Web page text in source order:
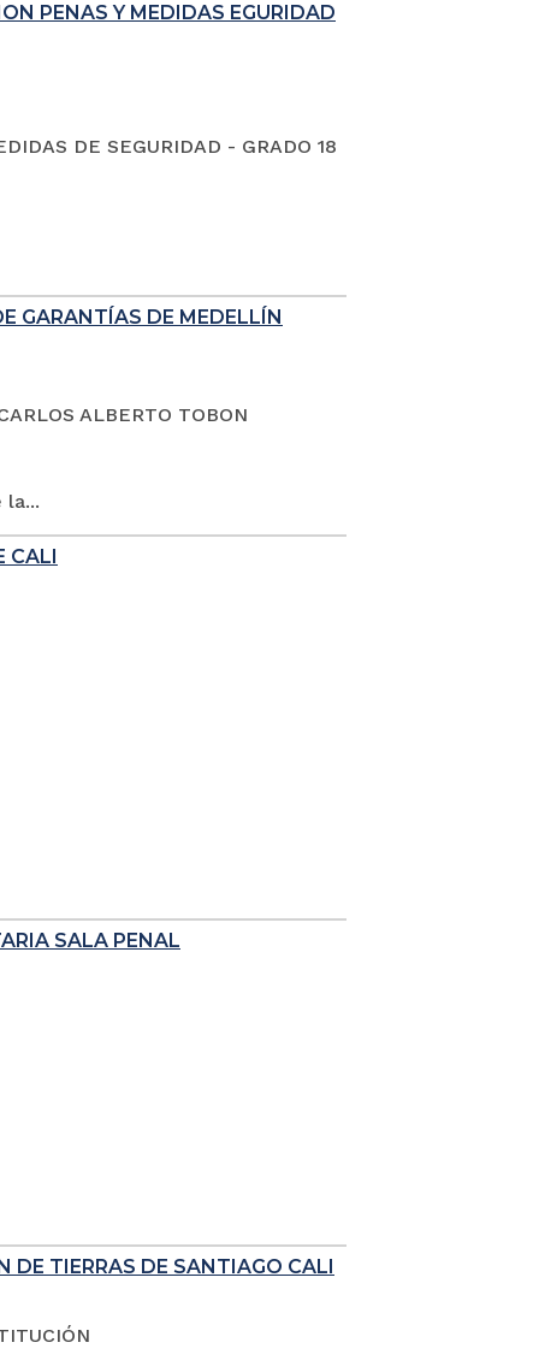
PENAS Y MEDIDAS EGURIDAD
DE SEGURIDAD - GRADO 18
GARANTÍAS DE MEDELLÍN
ALBERTO TOBON
la...
CALI
SALA PENAL
DE TIERRAS DE SANTIAGO CALI